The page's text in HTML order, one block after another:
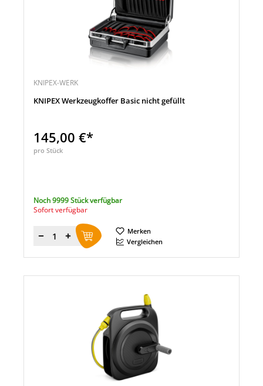
KNIPEX-WERK
KNIPEX Werkzeugkoffer Basic nicht gefüllt
145,00 €*
pro Stück
Noch 9999 Stück verfügbar
Sofort verfügbar
Menge
Merken
Vergleichen